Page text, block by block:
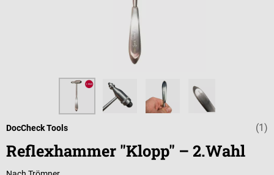
(1)
DocCheck Tools
Reflexhammer "Klopp" – 2.Wahl